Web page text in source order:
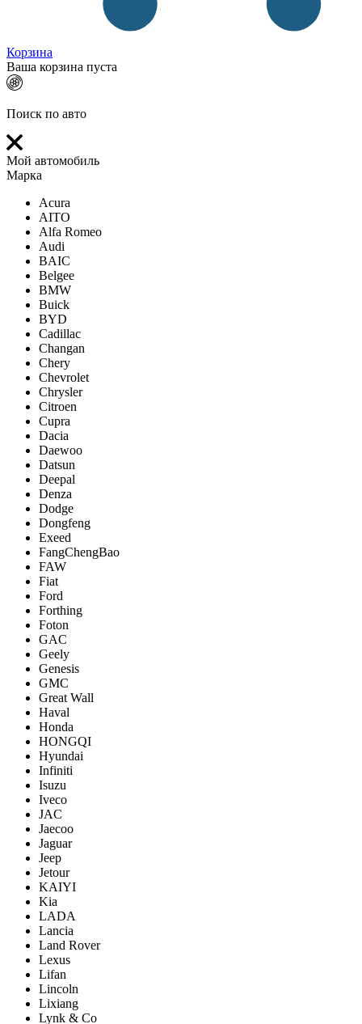
Корзина
Ваша корзина пуста
Поиск по авто
Мой автомобиль
Марка
Acura
AITO
Alfa Romeo
Audi
BAIC
Belgee
BMW
Buick
BYD
Cadillac
Changan
Chery
Chevrolet
Chrysler
Citroen
Cupra
Dacia
Daewoo
Datsun
Deepal
Denza
Dodge
Dongfeng
Exeed
FangChengBao
FAW
Fiat
Ford
Forthing
Foton
GAC
Geely
Genesis
GMC
Great Wall
Haval
Honda
HONGQI
Hyundai
Infiniti
Isuzu
Iveco
JAC
Jaecoo
Jaguar
Jeep
Jetour
KAIYI
Kia
LADA
Lancia
Land Rover
Lexus
Lifan
Lincoln
Lixiang
Lynk & Co